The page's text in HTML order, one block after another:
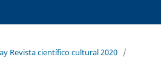
Revista científico cultural 2020 /